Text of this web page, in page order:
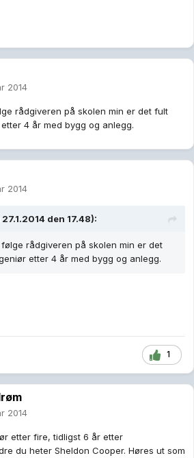
2014
rådgiveren på skolen min er det fult
4 år med bygg og anlegg.
2014
den 17.48):
følge rådgiveren på skolen min er det
etter 4 år med bygg og anlegg.
1
2014
etter fire, tidligst 6 år etter
du heter Sheldon Cooper. Høres ut som